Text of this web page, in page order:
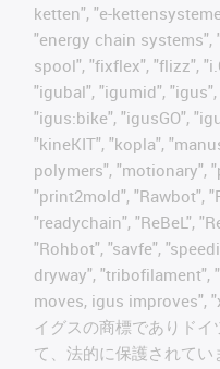
ketten", "e-
"energy chain systems",
spool", "fixflex", "flizz",
"igubal", "igumid",
"igus:bike", "igusGO",
"kineKIT", "kopla",
polymers", "motionary",
"print2mold", "Rawbot",
"readychain", "ReBeL",
"Rohbot", "savfe",
dryway", "tribofilament",
moves, igus improves",
イグスの商標でありド
て、法的に保護されて